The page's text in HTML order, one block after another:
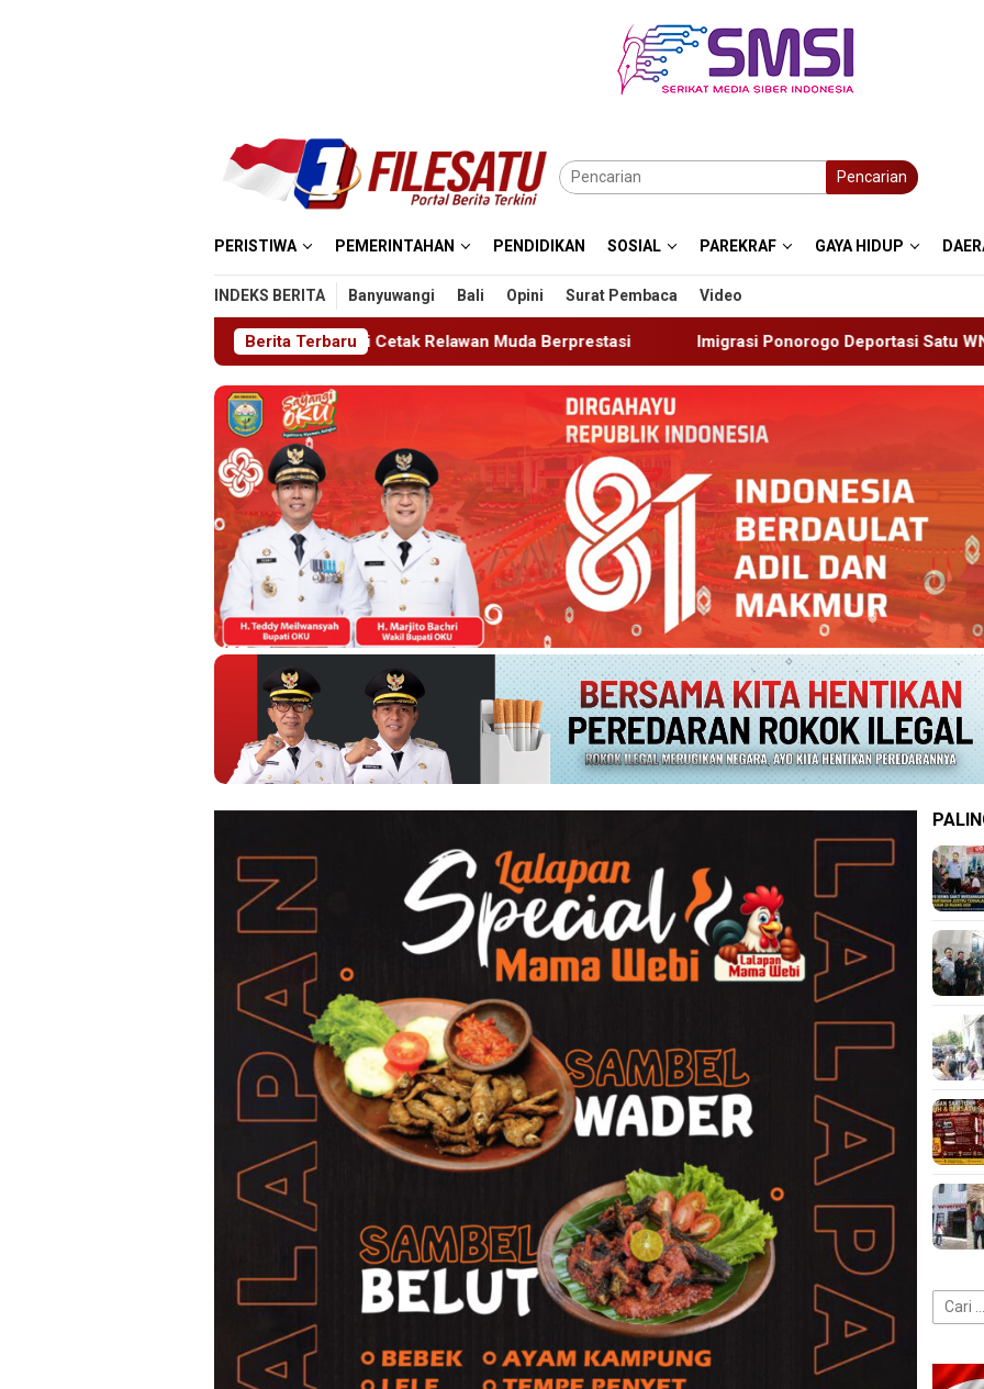
Pencarian
PERISTIWA PEMERINTAHAN PENDIDIKAN SOSIAL PAREKRAF GAYA HIDUP
INDEKS BERITA Banyuwangi Bali Opini Surat Pembaca Video
Berita Terbaru
Ajang Bergengsi Cetak Relawan Muda Berprestasi Imigrasi Ponorogo Deportasi Satu WN Tiongkok Salahgunakan
Cari
untuk: